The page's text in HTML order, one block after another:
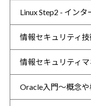
Linux Step2 - イン
情報セキュリティ
情報セキュリティ
Oracle入門～概念